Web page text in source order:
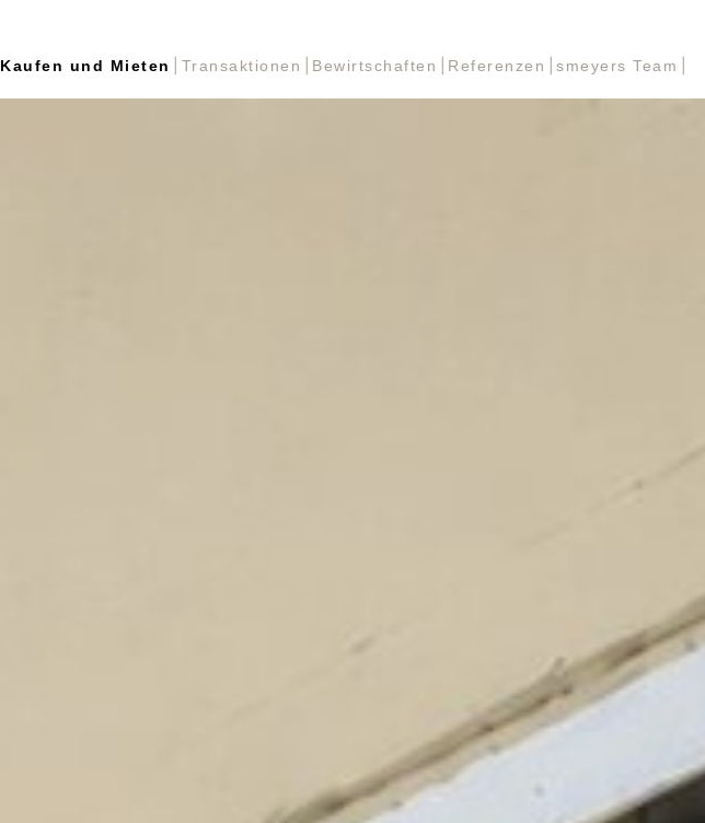
Kaufen und Mieten Transaktionen Bewirtschaften Referenzen smeyers Team